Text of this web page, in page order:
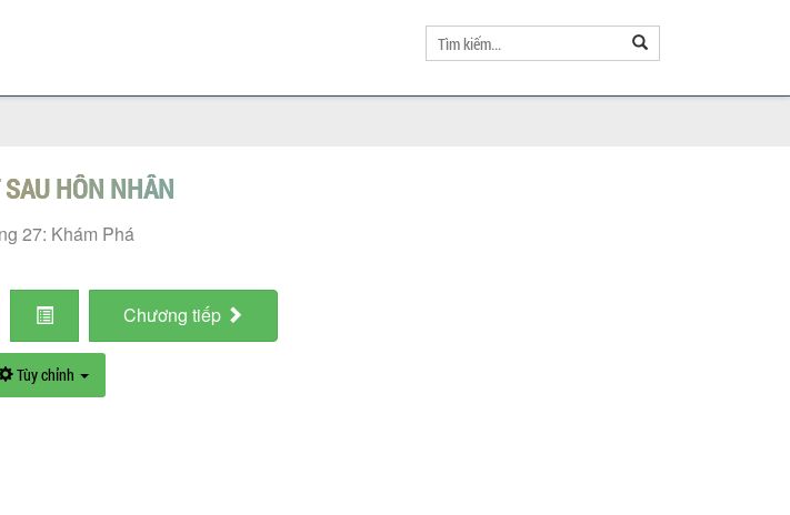
HÔN NHÂN
27: Khám Phá
Chương tiếp
Tùy chỉnh